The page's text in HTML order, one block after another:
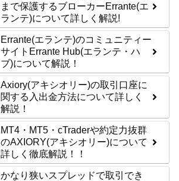
まで保護するブローカーErrante(エ
ランテ)について詳しく解説!
Errante(エランテ)のコミュニティー
サイトErrante Hub(エランテ・ハ
ブ)について解説！
Axiory(アキシオリー)の取引口座に
関する入出金方法について詳しく
解説！
MT4・MT5・cTraderや約定力抜群
のAXIORY(アキシオリー)について
詳しく徹底解説！！
かなり狭いスプレッドで取引でき